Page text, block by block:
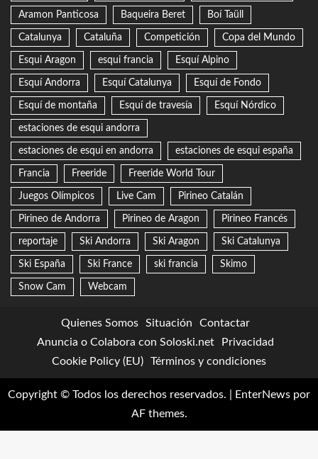
Aramon Panticosa Baqueira Beret Boí Taüll
Catalunya Cataluña Competición Copa del Mundo
Esqui Aragon esqui francia Esquí Alpino
Esquí Andorra Esquí Catalunya Esquí de Fondo
Esquí de montaña Esquí de travesía Esquí Nórdico
estaciones de esqui andorra
estaciones de esqui en andorra estaciones de esqui españa
Francia Freeride Freeride World Tour
Juegos Olímpicos Live Cam Pirineo Catalán
Pirineo de Andorra Pirineo de Aragon Pirineo Francés
reportaje Ski Andorra Ski Aragon Ski Catalunya
Ski España Ski France ski francia Skimo
Snow Cam Webcam
Quienes Somos Situación
Contactar
Anuncia o Colabora con Soloski.net
Privacidad
Cookie Policy (EU)
Términos y condiciones
Copyright © Todos los derechos reservados. EnterNews por
AF themes.